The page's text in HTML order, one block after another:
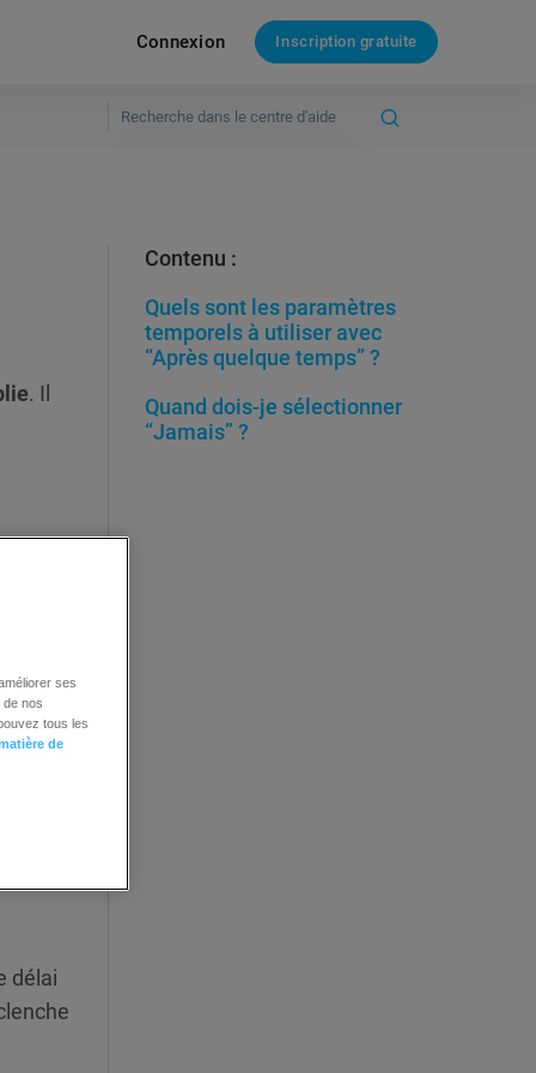
Connexion Inscription gratuite
Contenu :
Quels sont les paramètres
temporels à utiliser avec
“Après quelque temps” ?
Quand dois-je sélectionner
“Jamais” ?
. Il
délai
ses
nos
tous les
de